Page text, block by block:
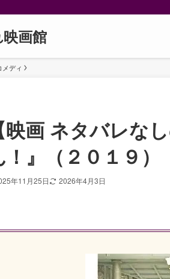
画館
メディ
映画 ネタバレな
！』（２０１９）
年11月25日 2026年4月3日